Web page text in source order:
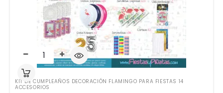
KIT DE CUMPLEAÑOS DECORACIÓN FLAMINGO PARA FIESTAS 14
ACCESORIOS